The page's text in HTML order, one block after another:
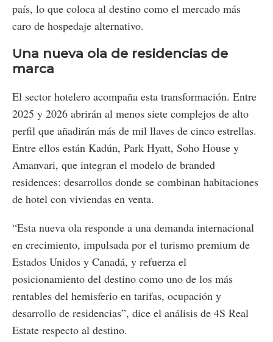
país, lo que coloca al destino como el mercado más
caro de hospedaje alternativo.
Una nueva ola de residencias de
marca
El sector hotelero acompaña esta transformación. Entre
2025 y 2026 abrirán al menos siete complejos de alto
perfil que añadirán más de mil llaves de cinco estrellas.
Entre ellos están Kadún, Park Hyatt, Soho House y
Amanvari, que integran el modelo de branded
residences: desarrollos donde se combinan habitaciones
de hotel con viviendas en venta.
“Esta nueva ola responde a una demanda internacional
en crecimiento, impulsada por el turismo premium de
Estados Unidos y Canadá, y refuerza el
posicionamiento del destino como uno de los más
rentables del hemisferio en tarifas, ocupación y
desarrollo de residencias”, dice el análisis de 4S Real
Estate respecto al destino.